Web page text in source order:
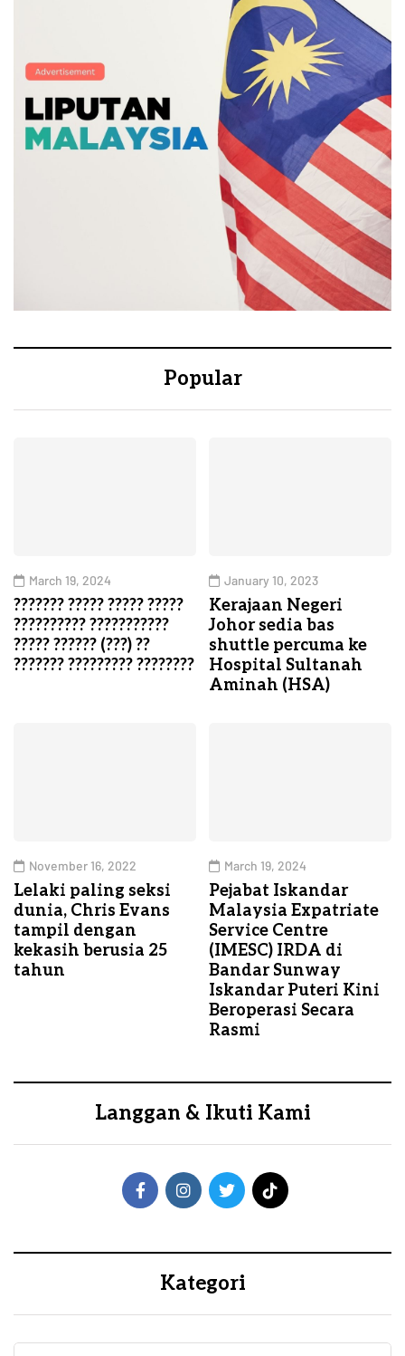
Popular
March 19, 2024
??????? ????? ????? ?????
?????????? ???????????
????? ?????? (???) ??
??????? ????????? ????????
January 10, 2023
Kerajaan Negeri
Johor sedia bas
shuttle percuma ke
Hospital Sultanah
Aminah (HSA)
November 16, 2022
Lelaki paling seksi
dunia, Chris Evans
tampil dengan
kekasih berusia 25
tahun
March 19, 2024
Pejabat Iskandar
Malaysia Expatriate
Service Centre
(IMESC) IRDA di
Bandar Sunway
Iskandar Puteri Kini
Beroperasi Secara
Rasmi
Langgan & Ikuti Kami
Kategori